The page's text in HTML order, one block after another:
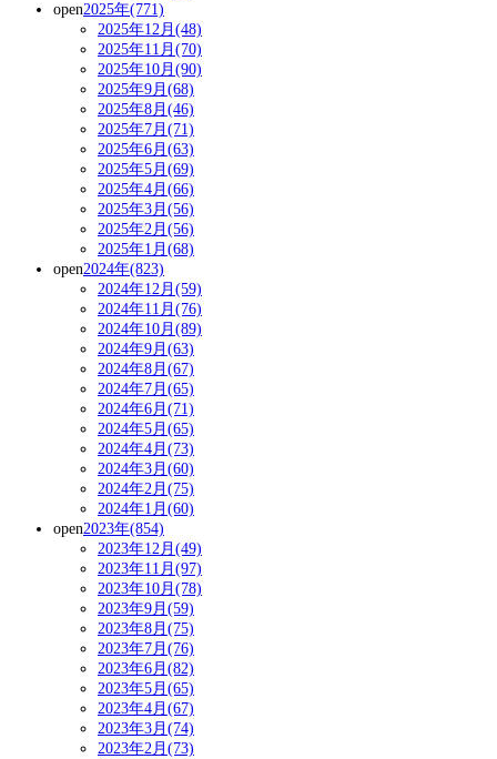
open2025年(771)
2025年12月(48)
2025年11月(70)
2025年10月(90)
2025年9月(68)
2025年8月(46)
2025年7月(71)
2025年6月(63)
2025年5月(69)
2025年4月(66)
2025年3月(56)
2025年2月(56)
2025年1月(68)
open2024年(823)
2024年12月(59)
2024年11月(76)
2024年10月(89)
2024年9月(63)
2024年8月(67)
2024年7月(65)
2024年6月(71)
2024年5月(65)
2024年4月(73)
2024年3月(60)
2024年2月(75)
2024年1月(60)
open2023年(854)
2023年12月(49)
2023年11月(97)
2023年10月(78)
2023年9月(59)
2023年8月(75)
2023年7月(76)
2023年6月(82)
2023年5月(65)
2023年4月(67)
2023年3月(74)
2023年2月(73)